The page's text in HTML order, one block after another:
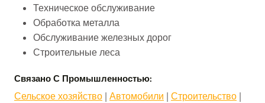
Техническое обслуживание
Обработка металла
Обслуживание железных дорог
Строительные леса
Связано С Промышленностью:
Сельское хозяйство | Автомобили | Строительство